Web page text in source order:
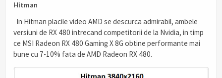
Hitman
In Hitman placile video AMD se descurca admirabil, ambele
versiuni de RX 480 intrecand competitorii de la Nvidia, in timp
ce MSI Radeon RX 480 Gaming X 8G obtine performante mai
bune cu 7-10% fata de AMD Radeon RX 480.